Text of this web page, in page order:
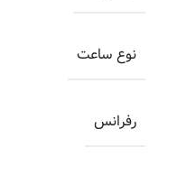
نوع ساعت
رفرانس